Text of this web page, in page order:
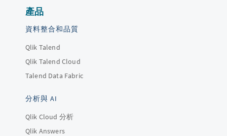
產品
資料整合和品質
Qlik Talend
Qlik Talend Cloud
Talend Data Fabric
分析與 AI
Qlik Cloud 分析
Qlik Answers